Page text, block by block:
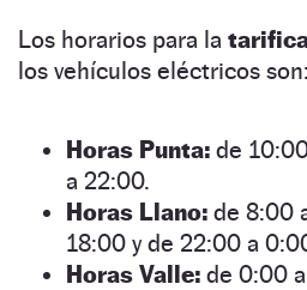
Los horarios para la
los vehículos eléctricos son:
Horas Punta: de
a 22:00.
Horas Llano: de 8:00
18:00 y de 22:00 a
Horas Valle: de 0:00